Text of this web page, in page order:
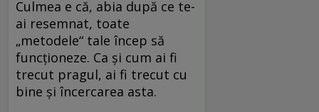
Culmea e că, abia după ce te-
ai resemnat, toate
„metodele“ tale încep să
funcţioneze. Ca şi cum ai fi
trecut pragul, ai fi trecut cu
bine şi încercarea asta.